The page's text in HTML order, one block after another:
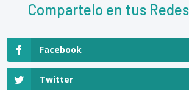
Compartelo en tus
Facebook
Twitter